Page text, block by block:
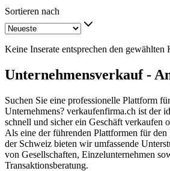
Sortieren nach
Keine Inserate entsprechen den gewählten
Unternehmensverkauf -
Suchen Sie eine professionelle Plattform
Unternehmens? verkaufenfirma.ch ist der
schnell und sicher ein Geschäft verkaufen
Als eine der führenden Plattformen für
der Schweiz bieten wir umfassende
von Gesellschaften, Einzelunternehmen
Transaktionsberatung.